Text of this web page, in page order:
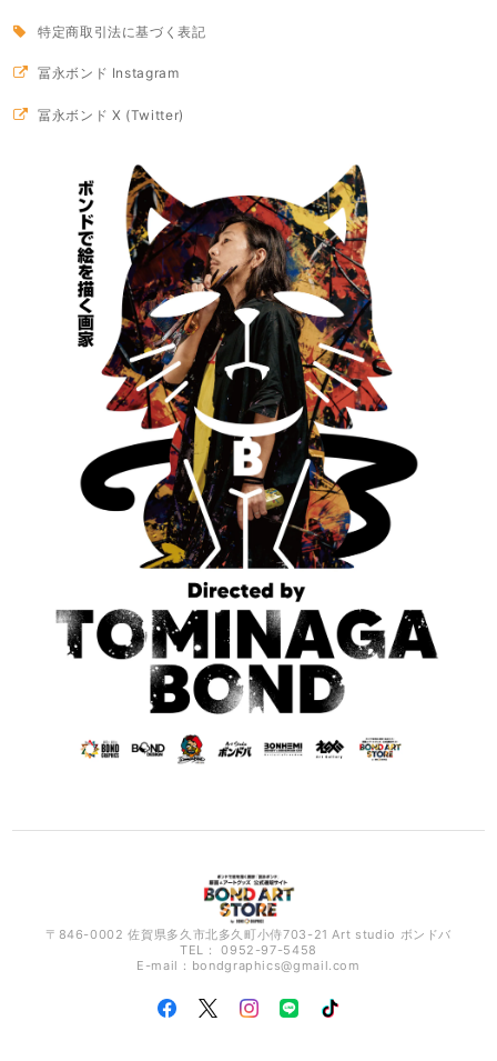
特定商取引法に基づく表記
冨永ボンド Instagram
冨永ボンド X (Twitter)
〒846-0002 佐賀県多久市北多久町小侍703-21 Art studio ボンドバ
TEL： 0952-97-5458
E-mail： bondgraphics@gmail.com